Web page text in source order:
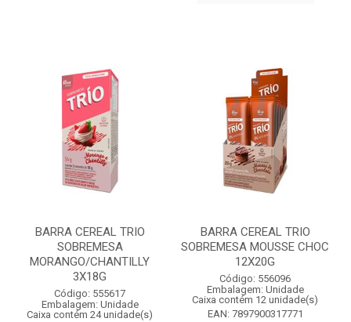
BARRA CEREAL TRIO
SOBREMESA
MORANGO/CHANTILLY
3X18G
Código: 555617
Embalagem: Unidade
Caixa contém 24 unidade(s)
BARRA CEREAL TRIO
SOBREMESA MOUSSE CHOC
12X20G
Código: 556096
Embalagem: Unidade
Caixa contém 12 unidade(s)
EAN: 7897900317771